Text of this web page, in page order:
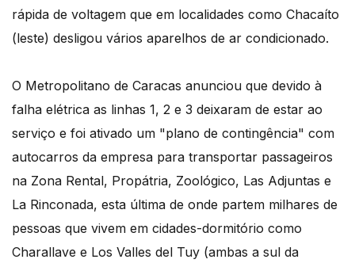
rápida de voltagem que em localidades como Chacaíto
(leste) desligou vários aparelhos de ar condicionado.
O Metropolitano de Caracas anunciou que devido à
falha elétrica as linhas 1, 2 e 3 deixaram de estar ao
serviço e foi ativado um "plano de contingência" com
autocarros da empresa para transportar passageiros
na Zona Rental, Propátria, Zoológico, Las Adjuntas e
La Rinconada, esta última de onde partem milhares de
pessoas que vivem em cidades-dormitório como
Charallave e Los Valles del Tuy (ambas a sul da